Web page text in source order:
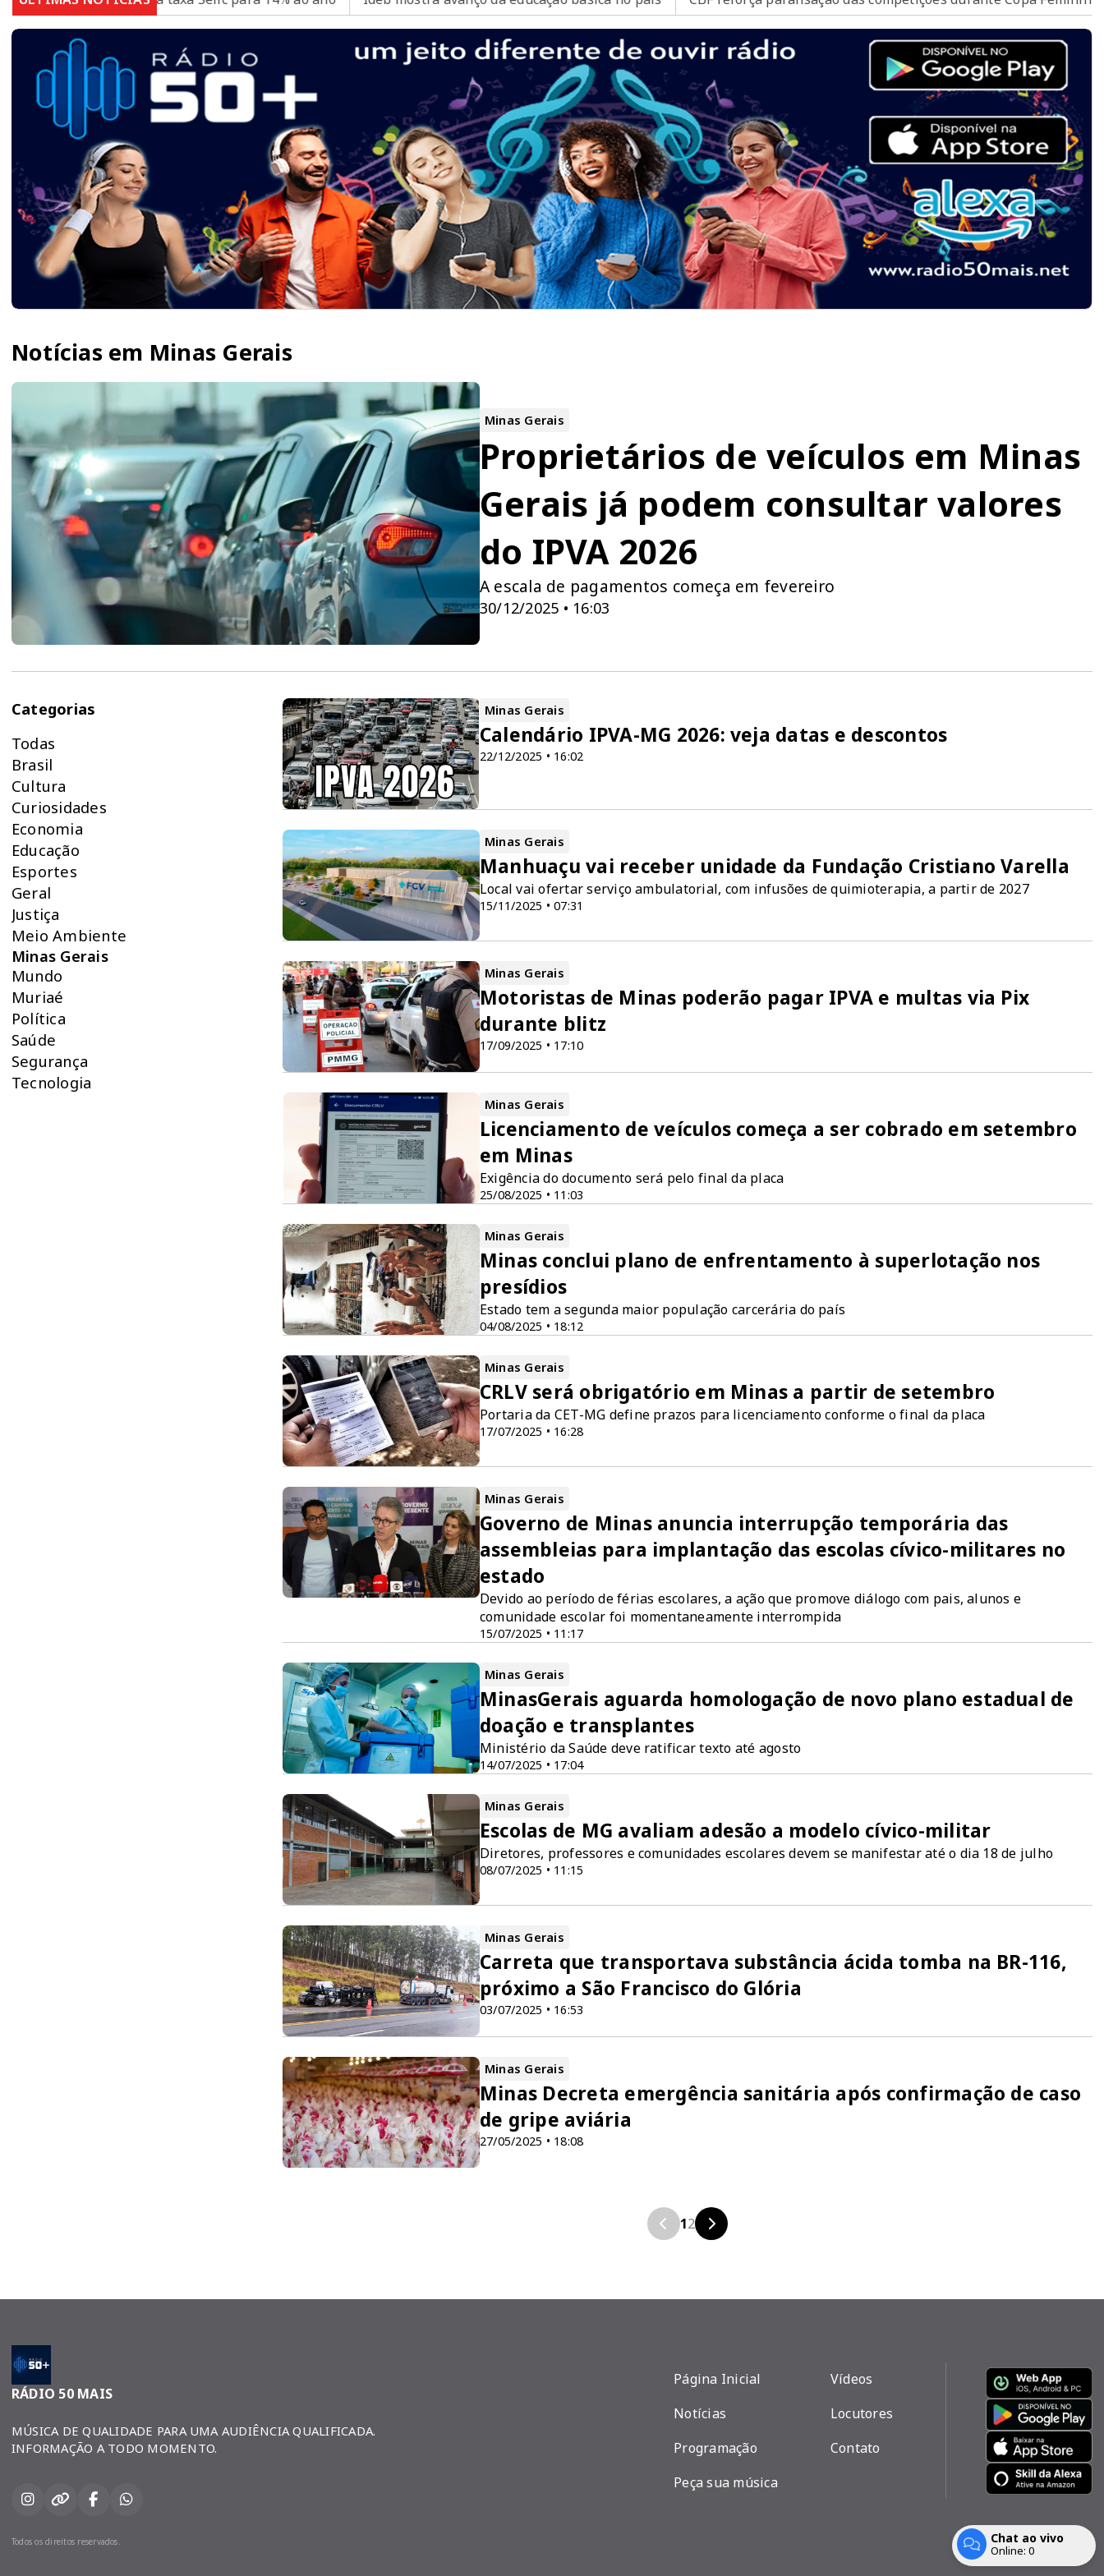
Notícias em Minas Gerais
Minas Gerais
30/12/2025 • 16:03
Proprietários de veículos em Minas
Gerais já podem consultar valores
do IPVA 2026
A escala de pagamentos começa em fevereiro
Categorias
Todas
Brasil
Cultura
Curiosidades
Economia
Educação
Esportes
Geral
Justiça
Meio Ambiente
Minas Gerais
Mundo
Muriaé
Política
Saúde
Segurança
Tecnologia
Minas Gerais
22/12/2025 • 16:02
Calendário IPVA-MG 2026: veja datas e descontos
Minas Gerais
15/11/2025 • 07:31
Manhuaçu vai receber unidade da Fundação Cristiano Varella
Local vai ofertar serviço ambulatorial, com infusões de quimioterapia, a partir de 2027
Minas Gerais
17/09/2025 • 17:10
Motoristas de Minas poderão pagar IPVA e multas via Pix
durante blitz
Minas Gerais
25/08/2025 • 11:03
Licenciamento de veículos começa a ser cobrado em setembro
em Minas
Exigência do documento será pelo final da placa
Minas Gerais
04/08/2025 • 18:12
Minas conclui plano de enfrentamento à superlotação nos
presídios
Estado tem a segunda maior população carcerária do país
Minas Gerais
17/07/2025 • 16:28
CRLV será obrigatório em Minas a partir de setembro
Portaria da CET-MG define prazos para licenciamento conforme o final da placa
Minas Gerais
15/07/2025 • 11:17
Governo de Minas anuncia interrupção temporária das
assembleias para implantação das escolas cívico-militares no
estado
Devido ao período de férias escolares, a ação que promove diálogo com pais, alunos e
comunidade escolar foi momentaneamente interrompida
Minas Gerais
14/07/2025 • 17:04
MinasGerais aguarda homologação de novo plano estadual de
doação e transplantes
Ministério da Saúde deve ratificar texto até agosto
Minas Gerais
08/07/2025 • 11:15
Escolas de MG avaliam adesão a modelo cívico-militar
Diretores, professores e comunidades escolares devem se manifestar até o dia 18 de julho
Minas Gerais
03/07/2025 • 16:53
Carreta que transportava substância ácida tomba na BR-116,
próximo a São Francisco do Glória
Minas Gerais
27/05/2025 • 18:08
Minas Decreta emergência sanitária após confirmação de caso
de gripe aviária
12
RÁDIO 50 MAIS
MÚSICA DE QUALIDADE PARA UMA AUDIÊNCIA QUALIFICADA.
INFORMAÇÃO A TODO MOMENTO.
Página Inicial
Notícias
Programação
Peça sua música
Vídeos
Locutores
Contato
Todos os direitos reservados. Com a tecnologia
Chat ao vivo
Online: 0